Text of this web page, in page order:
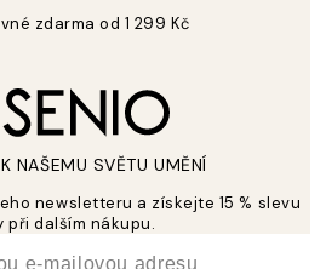
zdarma od 1 299 Kč
NAŠEMU SVĚTU UMĚNÍ
newsletteru a získejte 15 % slevu
při dalším nákupu.